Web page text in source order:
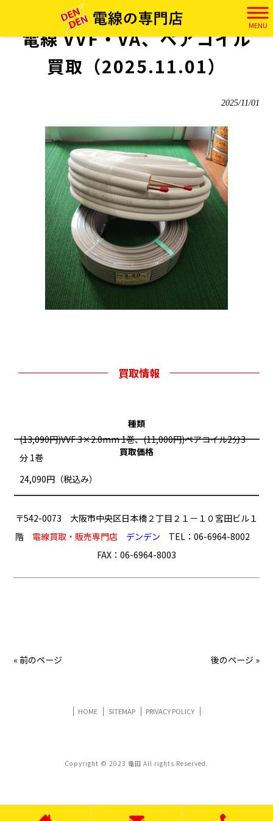
MENU
> 実績 電線 VVF・VA、ペアコイル 買取（2025.11.01）
電線 VVF・VA、ペアコイル
買取（2025.11.01）
2025/11/01
買取情報
種類
(13,090円)VVF 3×2.0mm 1巻、(11,000円)ペアコイル2分3
分 1巻
買取価格
24,090円（税込み）
〒542-0073 大阪市中央区日本橋２丁目２１－１０宮田ビル１
階 電線買取・販売専門店 デンデン TEL：06-6964-8002
FAX：06-6964-8003
« 前のページ 後のページ »
HOME SITEMAP PRIVACY POLICY
Copyright © 2023 電田 All rights Reserved.